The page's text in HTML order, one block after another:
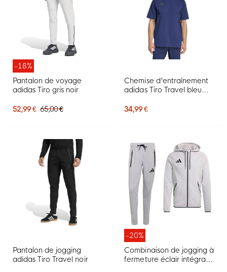
-18%
Pantalon de voyage
adidas Tiro gris noir
52,99 € 65,00 €
Chemise d'entraînement
adidas Tiro Travel bleu
34,99 €
Pantalon de jogging
adidas Tiro Travel noir
-20%
Combinaison de jogging à
fermeture éclair intégrale